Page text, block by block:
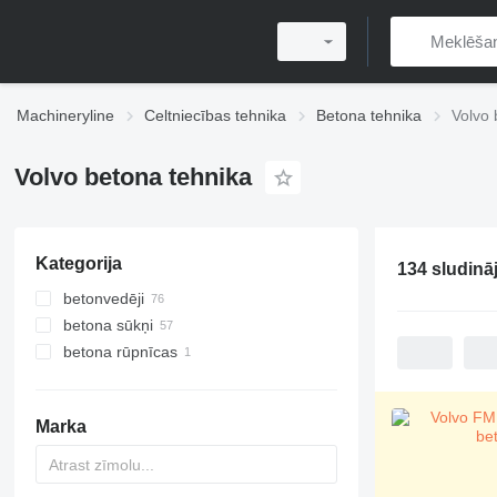
Machineryline Celtniecības tehnika Betona tehnika Volvo
Volvo betona tehnika
Kategorija
betonvedēji
betona sūkņi
betona rūpnīcas
Marka
134